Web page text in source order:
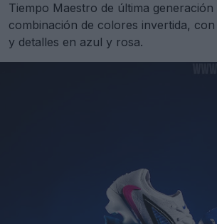
Tiempo Maestro de última
combinación de colores invertida,
y detalles en azul y rosa.